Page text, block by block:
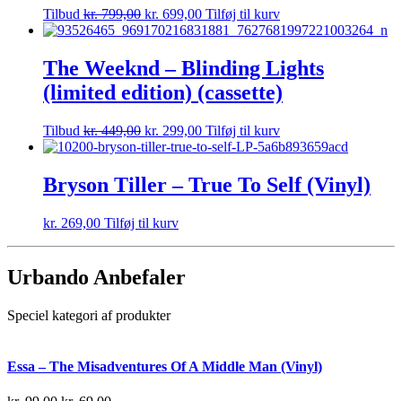
Tilbud kr.799,00 kr. 699,00 Tilføj til kurv
The Weeknd – Blinding Lights
(limited edition) (cassette)
Tilbud kr.449,00 kr. 299,00 Tilføj til kurv
Bryson Tiller – True To Self (Vinyl)
kr. 269,00 Tilføj til kurv
Urbando Anbefaler
Speciel kategori af produkter
Essa – The Misadventures Of A Middle Man (Vinyl)